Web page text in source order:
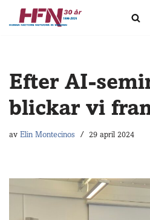
Efter AI-
blickar vi
av Elin Montecinos 29 april 2024